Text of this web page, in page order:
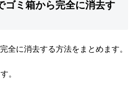
ゴミ箱から完全に消去す
全に消去する方法をまとめます。
。